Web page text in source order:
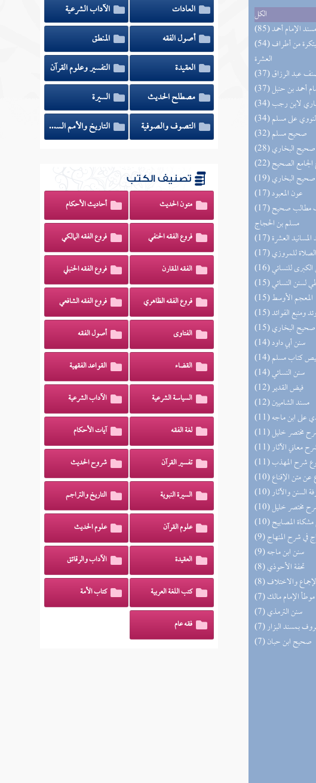
الكل
(85) مسند الإمام أحمد
(54) إتحاف المهرة بالفوائد المبتكرة من أطراف
العشرة
مصنف عبد الرزاق
أحمد بن حنبل
الباري لابن رجب
النووي على مسلم
(32) صحيح مسلم
صحيح البخاري
الجامع الصحيح
صحيح البخاري
(17) عون المعبود
(17) السراج الوهاج من كشف مطالب صحيح
مسلم بن الحجاج
المسانيد العشرة
الصلاة للمروزي
الكبرى للنسائي
لسنن النسائي
(15) المعجم الأوسط
ومنبع الفوائد
(15) صحيح البخاري
(14) سنن أبي داود
كتاب مسلم
(14) سنن النسائي
(12) فيض القدير
(12) مسند الشاميين
على ابن ماجه
شرح مختصر خليل
معاني الآثار
شرح المهذب
عن متن الإقناع
السنن والآثار
شرح مختصر خليل
مشكاة المصابيح
في شرح المنهاج
(9) سنن ابن ماجه
(8) تحفة الأحوذي
والاختلاف
موطأ الإمام مالك
(7) سنن الترمذي
بمسند البزار
(7) صحيح ابن حبان
العادات
الآداب الشرعية
أصول الفقه
المنطق
العقيدة
التفسير وعلوم القرآن
مصطلح الحديث
السيرة
التصوف والصوفية
التاريخ والأمم السابقة
تصنيف الكتب
متون الحديث أحاديث الأحكام
فروع الفقه الحنفي فروع الفقه المالكي
الفقه المقارن فروع الفقه الحنبلي
فروع الفقه الظاهري فروع الفقه الشافعي
الفتاوى أصول الفقه
القضاء القواعد الفقهية
السياسة الشرعية الآداب الشرعية
لغة الفقه آيات الأحكام
تفسير القرآن شروح الحديث
السيرة النبوية التاريخ والتراجم
علوم القرآن علوم الحديث
العقيدة الآداب والرقائق
كتب اللغة العربية كتاب الأمة
فقه عام